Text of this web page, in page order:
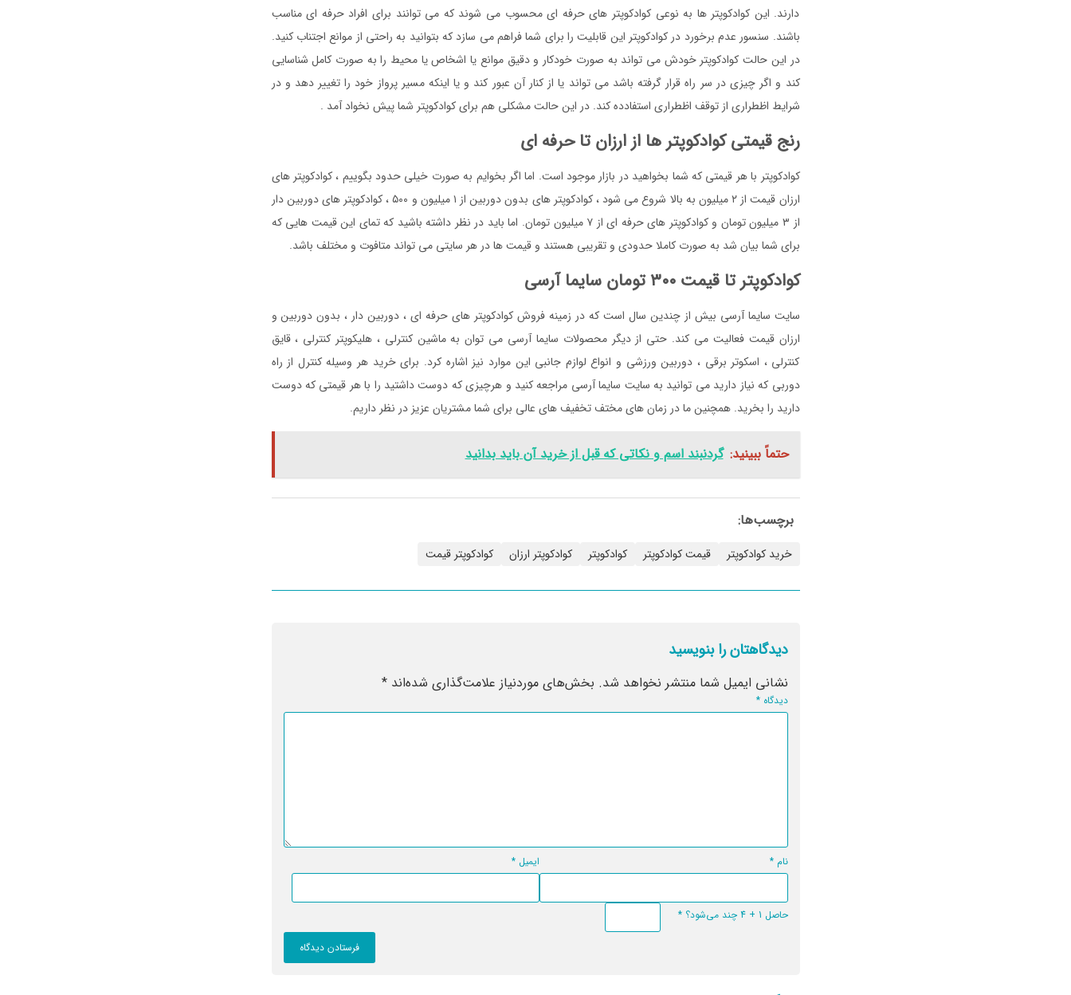
دارند. این کوادکوپتر ها به نوعی کوادکوپتر های حرفه ای محسوب می شوند که می توانند برای افراد حرفه ای مناسب
باشند. سنسور عدم برخورد در کوادکوپتر این قابلیت را برای شما فراهم می سازد که بتوانید به راحتی از موانع اجتناب کنید.
در این حالت کوادکوپتر خودش می تواند به صورت خودکار و دقیق موانع یا اشخاص یا محیط را به صورت کامل شناسایی
کند و اگر چیزی در سر راه قرار گرفته باشد می تواند یا از کنار آن عبور کند و یا اینکه مسیر پرواز خود را تغییر دهد و در
شرایط اظطراری از توقف اظطراری استفادده کند. در این حالت مشکلی هم برای کوادکوپتر شما پیش نخواد آمد .
رنج قیمتی کوادکوپتر ها از ارزان تا حرفه ای
کوادکوپتر با هر قیمتی که شما بخواهید در بازار موجود است. اما اگر بخوایم به صورت خیلی حدود بگوییم ، کوادکوپتر های
ارزان قیمت از ۲ میلیون به بالا شروع می شود ، کوادکوپتر های بدون دوربین از ۱ میلیون و ۵۰۰ ، کوادکوپتر های دوربین دار
از ۳ میلیون تومان و کوادکوپتر های حرفه ای از ۷ میلیون تومان. اما باید در نظر داشته باشید که تمای این قیمت هایی که
برای شما بیان شد به صورت کاملا حدودی و تقریبی هستند و قیمت ها در هر سایتی می تواند متافوت و مختلف باشد.
کوادکوپتر تا قیمت ۳۰۰ تومان سایما آرسی
سایت سایما آرسی بیش از چندین سال است که در زمینه فروش کوادکوپتر های حرفه ای ، دوربین دار ، بدون دوربین و
ارزان قیمت فعالیت می کند. حتی از دیگر محصولات سایما آرسی می توان به ماشین کنترلی ، هلیکوپتر کنترلی ، قایق
کنترلی ، اسکوتر برقی ، دوربین ورزشی و انواع لوازم جانبی این موارد نیز اشاره کرد. برای خرید هر وسیله کنترل از راه
دوربی که نیاز دارید می توانید به سایت سایما آرسی مراجعه کنید و هرچیزی که دوست داشتید را با هر قیمتی که دوست
دارید را بخرید. همچنین ما در زمان های مختف تخفیف های عالی برای شما مشتریان عزیز در نظر داریم.
حتماً ببینید: گردنبند اسم و نکاتی که قبل از خرید آن باید بدانید
برچسب‌ها:
خرید کوادکوپتر قیمت کوادکوپتر کوادکوپتر کوادکوپتر ارزان کوادکوپتر قیمت
دیدگاهتان را بنویسید
نشانی ایمیل شما منتشر نخواهد شد. بخش‌های موردنیاز علامت‌گذاری شده‌اند*
دیدگاه*
نام* ایمیل *
حاصل 1 + 4 چند می‌شود؟ *